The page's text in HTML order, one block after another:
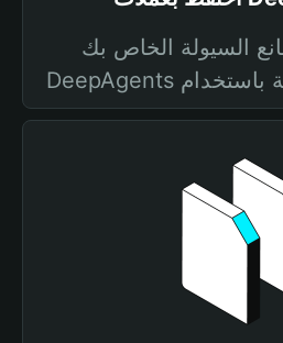
السيولة الخاص بك